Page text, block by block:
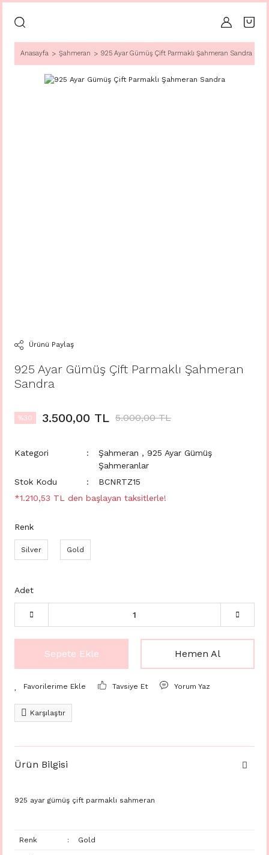
Anasayfa Şahmeran 925 Ayar Gümüş Çift Parmaklı Şahmeran Sandra
Ürünü Paylaş
925 Ayar Gümüş Çift Parmaklı Şahmeran
Sandra
%30 3.500,00 TL 5.000,00 TL
Kategori Şahmeran , 925 Ayar Gümüş
Şahmeranlar
Stok Kodu
BCNRTZ15
*1.210,53 TL den başlayan taksitlerle!
Renk
Silver Gold
Adet
Sepete Ekle Hemen Al
Tavsiye Et Yorum Yaz
Karşılaştır
Ürün Bilgisi
925 ayar gümüş çift parmaklı sahmeran
Renk : Gold